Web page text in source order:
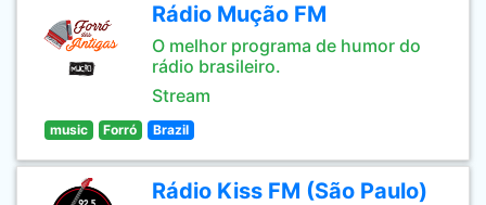
Rádio Mução FM
O melhor programa de humor do
rádio brasileiro.
Stream
music Forró Brazil
Rádio Kiss FM (São Paulo)